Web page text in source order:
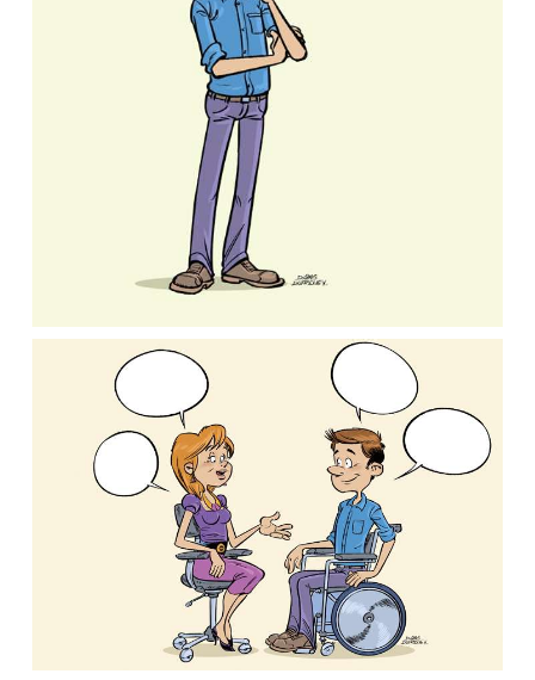
Autour d’un Ver / SIRTOMM.